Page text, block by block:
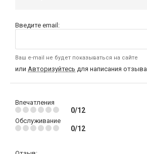
Введите email:
Ваш e-mail не будет показываться на сайте
или Авторизуйтесь для написания отзыва
Впечатления
0/12
Обслуживание
0/12